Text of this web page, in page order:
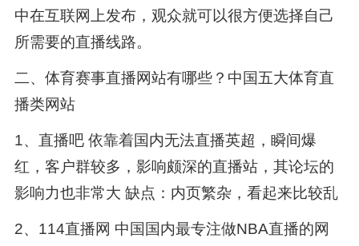
中在互联网上发布，观众就可以很方便选择自己
所需要的直播线路。
二、体育赛事直播网站有哪些？中国五大体育直
播类网站
1、直播吧 依靠着国内无法直播英超，瞬间爆
红，客户群较多，影响颇深的直播站，其论坛的
影响力也非常大 缺点：内页繁杂，看起来比较乱
2、114直播网 中国国内最专注做NBA直播的网